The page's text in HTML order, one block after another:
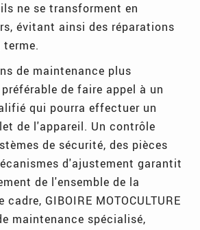
ne se transforment en
évitant ainsi des réparations
de maintenance plus
de faire appel à un
qui pourra effectuer un
de l'appareil. Un contrôle
de sécurité, des pièces
d'ajustement garantit
de l'ensemble de la
GIBOIRE MOTOCULTURE
maintenance spécialisé,